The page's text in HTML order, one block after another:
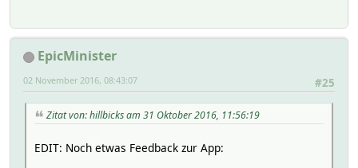
EpicMinister
#25
02 November 2016, 08:43:07
Zitat von: hillbicks am 31 Oktober 2016, 11:56:19
EDIT: Noch etwas Feedback zur App: